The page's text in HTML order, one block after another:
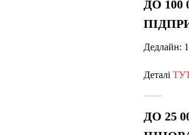
ДО
Дедлайн:
Деталі
ДО 25